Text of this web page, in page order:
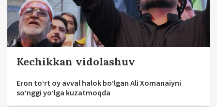
Kechikkan vidolashuv
Eron to‘rt oy avval halok bo‘lgan Ali Xomanaiyni
so‘nggi yo‘lga kuzatmoqda